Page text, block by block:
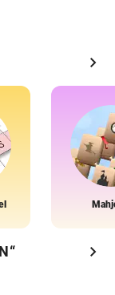
chevron_right
chevron_right